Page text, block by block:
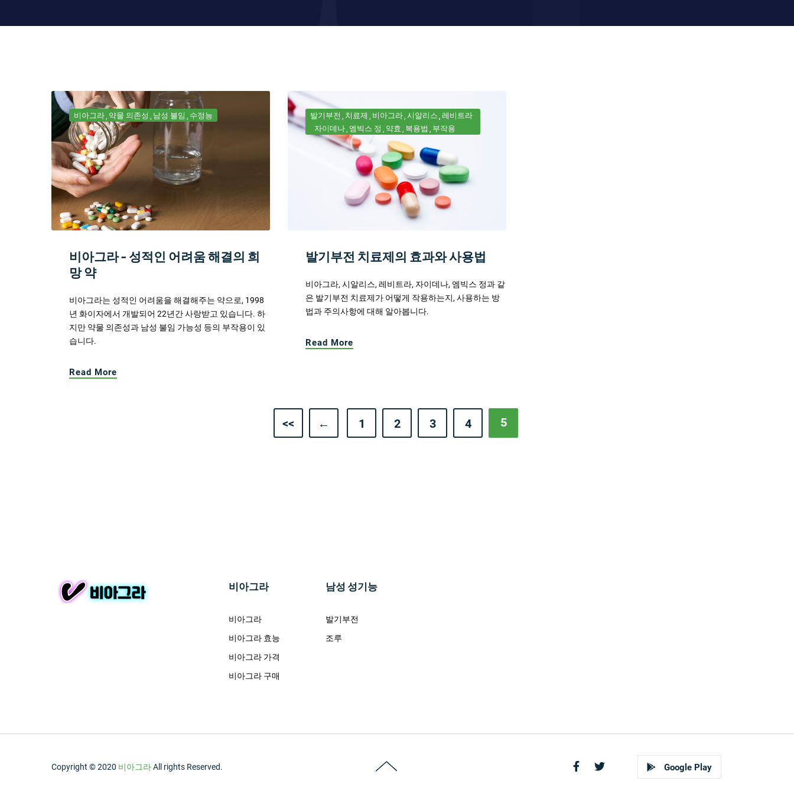
비아그라 약물 의존성 남성 불임 수정능
비아그라 - 성적인 어려움 해결의 희
망 약
비아그라는 성적인 어려움을 해결해주는 약으로, 1998
년 화이자에서 개발되어 22년간 사랑받고 있습니다. 하
지만 약물 의존성과 남성 불임 가능성 등의 부작용이 있
습니다.
Read More
발기부전 치료제 비아그라 시알리스 레비트라
자이데나 엠빅스 정 약효 복용법 부작용
발기부전 치료제의 효과와 사용법
비아그라, 시알리스, 레비트라, 자이데나, 엠빅스 정과 같
은 발기부전 치료제가 어떻게 작용하는지, 사용하는 방
법과 주의사항에 대해 알아봅니다.
Read More
<< ← 1 2 3 4 5
비아그라
비아그라
비아그라 효능
비아그라 가격
비아그라 구매
남성 성기능
발기부전
조루
Copyright © 2020 비아그라All rights Reserved. Google Play